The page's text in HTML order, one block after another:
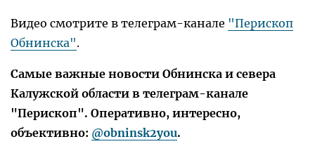
Видео смотрите в телеграм-канале "Перископ
Обнинска".
Самые важные новости Обнинска и севера
Калужской области в телеграм-канале
"Перископ". Оперативно, интересно,
объективно: @obninsk2you.